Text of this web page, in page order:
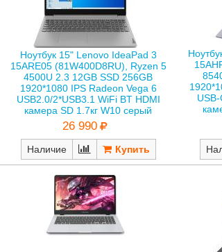
Ноутбук 15" Lenovo IdeaPad 3
15ARE05 (81W400D8RU), Ryzen 5
4500U 2.3 12GB SSD 256GB
1920*1080 IPS Radeon Vega 6
USB2.0/2*USB3.1 WiFi BT HDMI
камера SD 1.7кг W10 серый
26 990
Наличие